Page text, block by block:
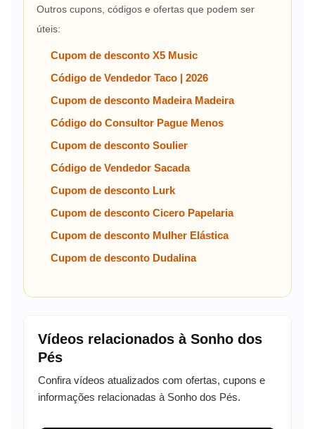
Outros cupons, códigos e ofertas que podem ser
úteis:
Cupom de desconto X5 Music
Código de Vendedor Taco | 2026
Cupom de desconto Madeira Madeira
Código do Consultor Pague Menos
Cupom de desconto Soulier
Código de Vendedor Sacada
Cupom de desconto Lurk
Cupom de desconto Cicero Papelaria
Cupom de desconto Mulher Elástica
Cupom de desconto Dudalina
Vídeos relacionados à Sonho dos
Pés
Confira vídeos atualizados com ofertas, cupons e
informações relacionadas à Sonho dos Pés.